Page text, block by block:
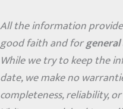
All the information
good faith and for
While we try to keep the
date, we make no
completeness, reliability,